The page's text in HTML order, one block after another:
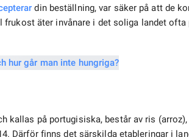
din beställning, var säker på att de
frukost äter invånare i det soliga landet
kallas på portugisiska, består av ris
Därför finns det särskilda etableringar i